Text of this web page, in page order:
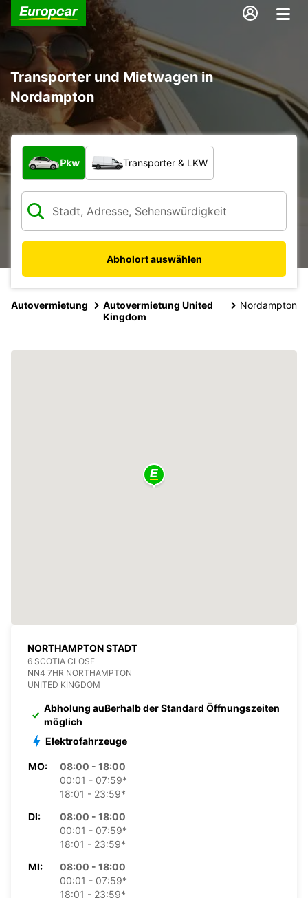
Transporter und Mietwagen in
Nordampton
Welche Art von Fahrzeug?
Pkw Transporter & LKW
Abholort auswählen
Autovermietung
Autovermietung United
Kingdom
Nordampton
NORTHAMPTON STADT
6 SCOTIA CLOSE
NN4 7HR NORTHAMPTON
UNITED KINGDOM
Abholung außerhalb der Standard Öffnungszeiten
möglich
Elektrofahrzeuge
MO:
08:00 - 18:00
00:01 - 07:59*
18:01 - 23:59*
DI:
08:00 - 18:00
00:01 - 07:59*
18:01 - 23:59*
MI:
08:00 - 18:00
00:01 - 07:59*
18:01 - 23:59*